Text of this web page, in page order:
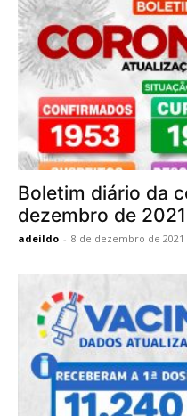
Boletim diário da
dezembro de 2021
adeildo - 8 de dezembro de 2021